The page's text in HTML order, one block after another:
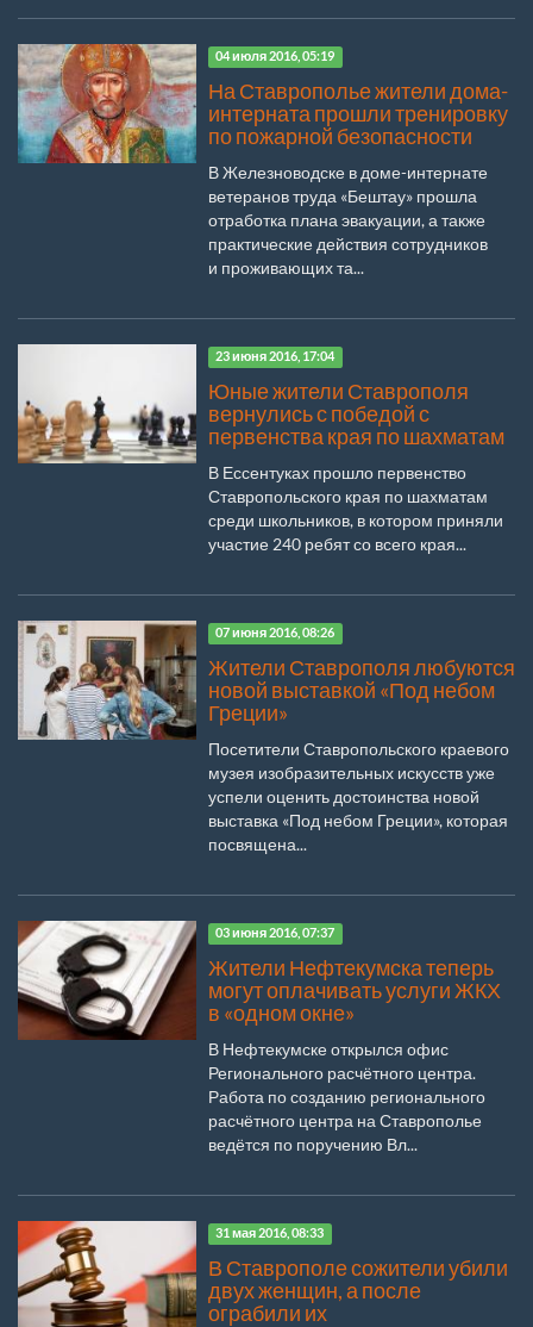
04 июля 2016, 05:19
На Ставрополье жители дома-
интерната прошли тренировку
по пожарной безопасности
В Железноводске в доме-интернате
ветеранов труда «Бештау» прошла
отработка плана эвакуации, а также
практические действия сотрудников
и проживающих та...
23 июня 2016, 17:04
Юные жители Ставрополя
вернулись с победой с
первенства края по шахматам
В Ессентуках прошло первенство
Ставропольского края по шахматам
среди школьников, в котором приняли
участие 240 ребят со всего края...
07 июня 2016, 08:26
Жители Ставрополя любуются
новой выставкой «Под небом
Греции»
Посетители Ставропольского краевого
музея изобразительных искусств уже
успели оценить достоинства новой
выставка «Под небом Греции», которая
посвящена...
03 июня 2016, 07:37
Жители Нефтекумска теперь
могут оплачивать услуги ЖКХ
в «одном окне»
В Нефтекумске открылся офис
Регионального расчётного центра.
Работа по созданию регионального
расчётного центра на Ставрополье
ведётся по поручению Вл...
31 мая 2016, 08:33
В Ставрополе сожители убили
двух женщин, а после
ограбили их